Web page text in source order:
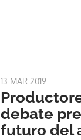
13 MAR 2019
debate
futuro del